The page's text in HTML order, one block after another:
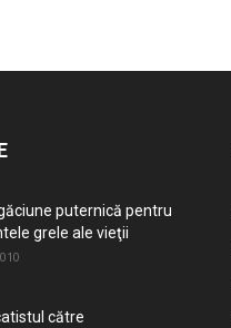
puternică pentru
grele ale vieţii
către